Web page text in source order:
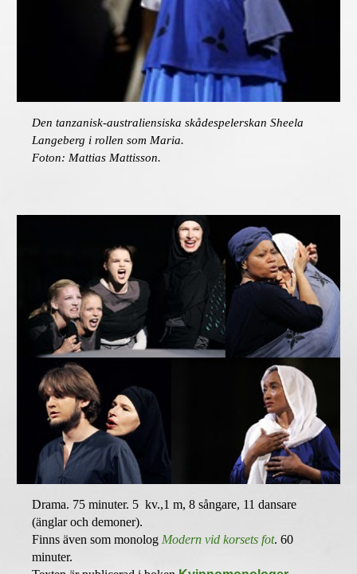
Den tanzanisk-australiensiska skådespelerskanSheela
Langeberg i rollen som Maria.
Foton: Mattias Mattisson.
Drama. 75 minuter. 5 kv.,1 m, 8 sångare, 11 dansare
(änglar och demoner).
Finns även som monolog Modern vid korsets fot.60
minuter.